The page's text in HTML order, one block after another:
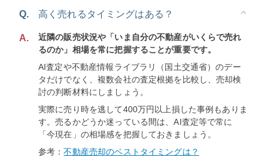
Q. 高く売れるタイミングはある？
A.
近隣の販売状況や「いま自分の不動産がいくらで売れ
るのか」相場を常に把握することが重要です。
AI査定や不動産情報ライブラリ（国土交通省）のデー
タだけでなく、複数会社の査定根拠を比較し、売却検
討の判断材料にしましょう。
実際に売り時を逃して400万円以上損した事例もありま
す。売るかどうか迷っている間は、AI査定等で常に
「今現在」の相場感を把握しておきましょう。
参考：不動産売却のベストタイミングは？